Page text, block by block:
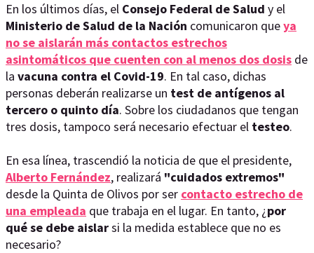
En los últimos días, el Consejo Federal de Salud y el
Ministerio de Salud de la Nación comunicaron queya
no se aislarán más contactos estrechos
asintomáticos que cuenten con al menos dos dosis de
la vacuna contra el Covid-19. En tal caso, dichas
personas deberán realizarse un test de antígenos al
tercero o quinto día. Sobre los ciudadanos que tengan
tres dosis, tampoco será necesario efectuar el testeo.
En esa línea, trascendió la noticia de que el presidente,
Alberto Fernández, realizará "cuidados extremos"
desde la Quinta de Olivos por ser contacto estrecho de
una empleada que trabaja en el lugar. En tanto, ¿por
qué se debe aislarsi la medida establece que no es
necesario?